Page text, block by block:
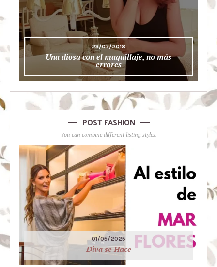
23/07/2018
Una diosa con el maquillaje, no más
errores
POST FASHION
You can combine different listing styles.
01/05/2025
Diva se Hace